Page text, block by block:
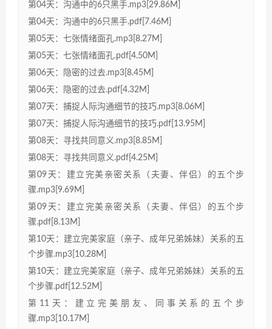
第04天：沟通中的6只黑手.mp3[29.86M]
第04天：沟通中的6只黑手.pdf[7.46M]
第05天：七张情绪面孔.mp3[8.27M]
第05天：七张情绪面孔.pdf[4.50M]
第06天：隐密的过去.mp3[8.45M]
第06天：隐密的过去.pdf[4.32M]
第07天：捕捉人际沟通细节的技巧.mp3[8.06M]
第07天：捕捉人际沟通细节的技巧.pdf[13.95M]
第08天：寻找共同意义.mp3[8.85M]
第08天：寻找共同意义.pdf[4.25M]
第09天：建立完美亲密关系（夫妻、伴侣）的五个步
骤.mp3[9.69M]
第09天：建立完美亲密关系（夫妻、伴侣）的五个步
骤.pdf[8.13M]
第10天：建立完美家庭（亲子、成年兄弟姊妹）关系的五
个步骤.mp3[10.28M]
第10天：建立完美家庭（亲子、成年兄弟姊妹）关系的五
个步骤.pdf[12.52M]
第11天：建立完美朋友、同事关系的五个步
骤.mp3[10.17M]